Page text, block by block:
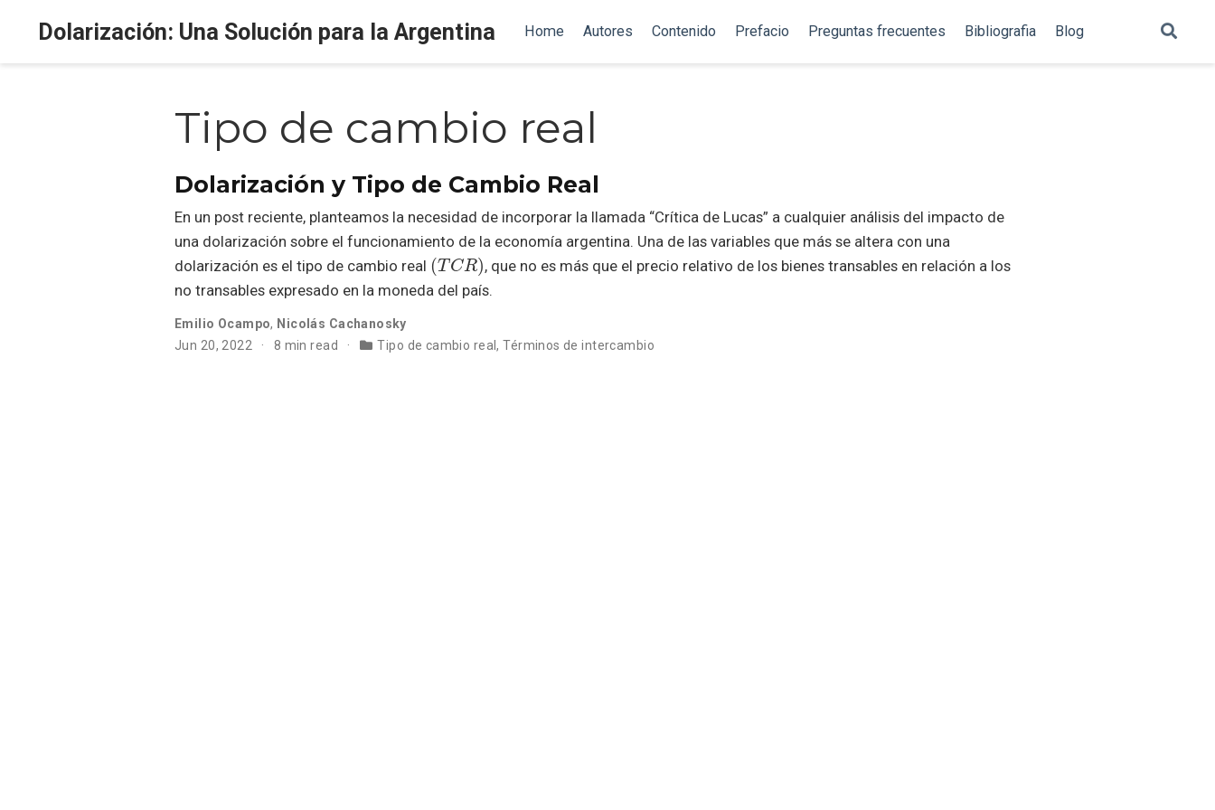
Dolarización: Una Solución para la Argentina Home Autores Contenido Prefacio Preguntas frecuentes Bibliografia Blog
Tipo de cambio real
Dolarización y Tipo de Cambio Real
En un post reciente, planteamos la necesidad de incorporar la llamada “Crítica de Lucas” a cualquier análisis del impacto de
una dolarización sobre el funcionamiento de la economía argentina. Una de las variables que más se altera con una
dolarización es el tipo de cambio real (TCR) , que no es más que el precio relativo de los bienes transables en relación a los
no transables expresado en la moneda del país.
Emilio Ocampo, Nicolás Cachanosky
Jun 20, 2022
8 min read Tipo de cambio real,Términos de intercambio